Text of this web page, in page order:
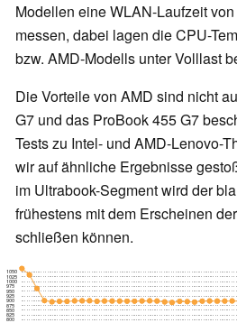
Modellen eine WLAN-Laufzeit
messen, dabei lagen die CPU-
bzw. AMD-Modells unter Volllast
Die Vorteile von AMD sind nicht
G7 und das ProBook 455 G7
Tests zu Intel- und AMD-Lenovo-
wir auf ähnliche Ergebnisse
im Ultrabook-Segment wird der
frühestens mit dem Erscheinen
schließen können.
800
825
850
875
900
925
950
975
1000
1025
1050